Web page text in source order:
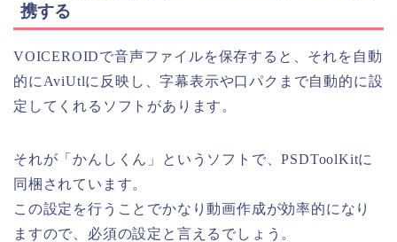
携する
VOICEROIDで音声ファイルを保存すると、それを自動
的にAviUtlに反映し、字幕表示や口パクまで自動的に設
定してくれるソフトがあります。
それが「かんしくん」というソフトで、PSDToolKitに
同梱されています。
この設定を行うことでかなり動画作成が効率的になり
ますので、必須の設定と言えるでしょう。